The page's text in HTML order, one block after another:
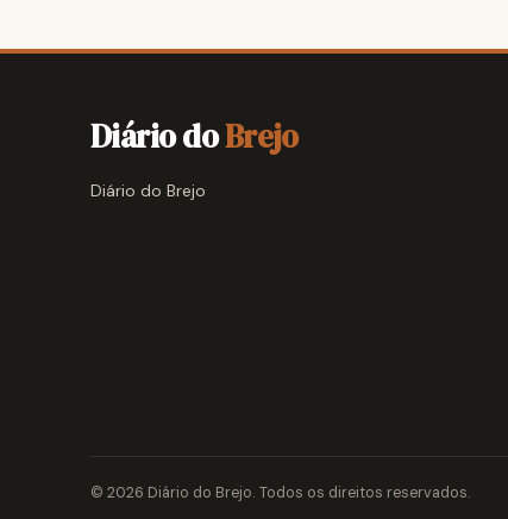
Diário doBrejo
Diário do Brejo
© 2026 Diário do Brejo. Todos os direitos reservados.